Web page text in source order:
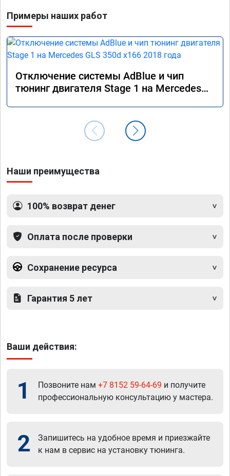
Примеры наших работ
Отключение системы AdBlue и чип
тюнинг двигателя Stage 1 на Mercedes
Наши преимущества
100% возврат денег
Оплата после проверки
Сохранение ресурса
Гарантия 5 лет
Ваши действия:
1 Позвоните нам +7 8152 59-64-69 и получите
профессиональную консультацию у мастера.
2
Запишитесь на удобное время и приезжайте
к нам в сервис на установку тюнинга.